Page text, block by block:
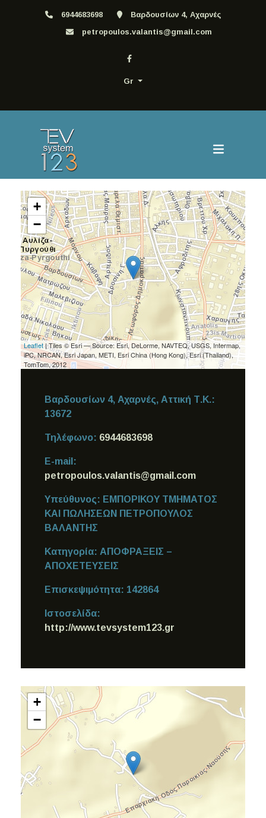
6944683698
Βαρδουσίων 4, Αχαρνές
petropoulos.valantis@gmail.com
Gr
+
−
Leaflet| Tiles © Esri — Source: Esri, DeLorme, NAVTEQ, USGS, Intermap,
iPC, NRCAN, Esri Japan, METI, Esri China (Hong Kong), Esri (Thailand),
TomTom, 2012
Βαρδουσίων 4, Αχαρνές, Αττική Τ.Κ.:
13672
Τηλέφωνο: 6944683698
E-mail:
petropoulos.valantis@gmail.com
Υπεύθυνος: ΕΜΠΟΡΙΚΟΥ ΤΜΗΜΑΤΟΣ
ΚΑΙ ΠΩΛΗΣΕΩΝ ΠΕΤΡΟΠΟΥΛΟΣ
ΒΑΛΑΝΤΗΣ
Κατηγορία: ΑΠΟΦΡΑΞΕΙΣ –
ΑΠΟΧΕΤΕΥΣΕΙΣ
Επισκεψιμότητα: 142864
Ιστοσελίδα:
http://www.tevsystem123.gr
+
−